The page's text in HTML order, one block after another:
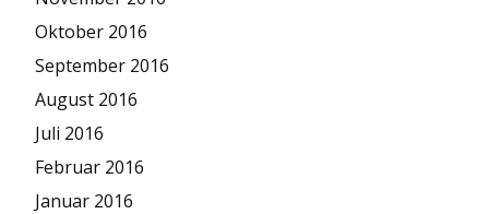
Oktober 2016
September 2016
August 2016
Juli 2016
Februar 2016
Januar 2016